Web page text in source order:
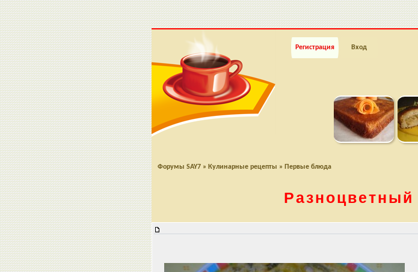
Регистрация Вход
Форумы SAY7 » Кулинарные рецепты » Первые блюда
Разноцветный